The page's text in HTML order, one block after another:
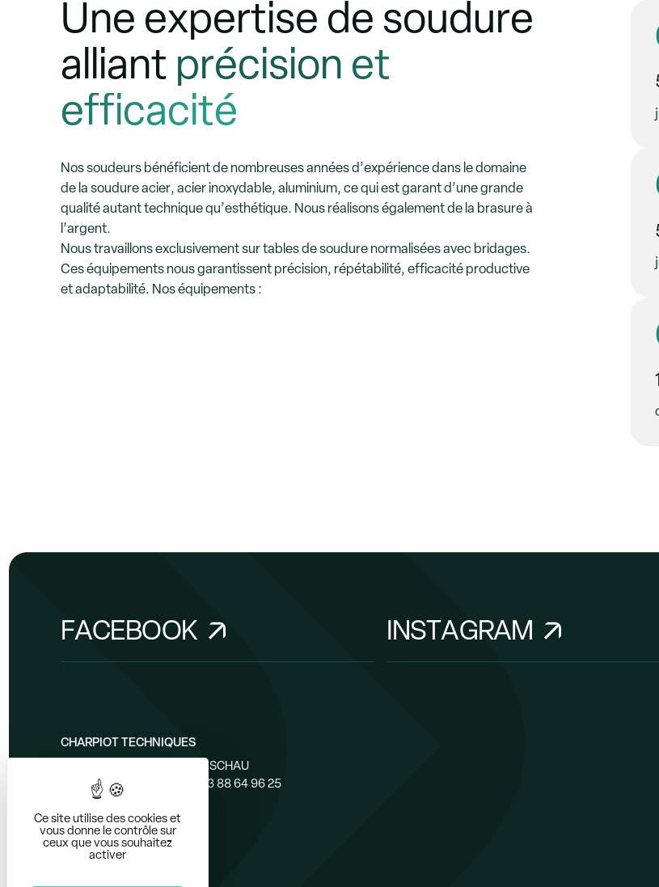
Une expertise de soudure
alliant précision et
efficacité
Nos soudeurs bénéficient de nombreuses années d’expérience dans le domaine
de la soudure acier, acier inoxydable, aluminium, ce qui est garant d’une grande
qualité autant technique qu’esthétique. Nous réalisons également de la brasure à
l’argent.
Nous travaillons exclusivement sur tables de soudure normalisées avec bridages.
Ces équipements nous garantissent précision, répétabilité, efficacité productive
et adaptabilité. Nos équipements :
FACEBOOK INSTAGRAM
CHARPIOT TECHNIQUES
12 rue de l'industrie - 67114 ESCHAU
Tél. 03 88 64 96 28 - Fax : 03 88 64 96 25
Ce site utilise des cookies et
vous donne le contrôle sur
ceux que vous souhaitez
activer